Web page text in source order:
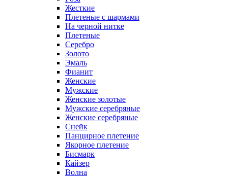
Жесткие
Плетеные с шармами
На черной нитке
Плетеные
Серебро
Золото
Эмаль
Фианит
Женские
Мужские
Женские золотые
Мужские серебряные
Женские серебряные
Снейк
Панцирное плетение
Якорное плетение
Бисмарк
Кайзер
Волна